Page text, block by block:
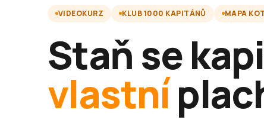
VIDEOKURZ KLUB 1000 KAPITÁNŮ MAPA
Staň se
vlastní